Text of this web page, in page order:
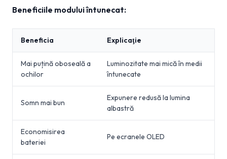
Beneficiile modului întunecat:
Beneficia Explicaţie
Mai puțină oboseală a
ochilor
Luminozitate mai mică în medii
întunecate
Somn mai bun
Expunere redusă la lumina
albastră
Economisirea
bateriei
Pe ecranele OLED